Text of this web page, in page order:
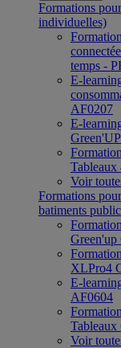
Formations
individuelles)
temps -
E-
AF0207
E-
Tableaux
Voir
Formations
batiments
Green'up
XLPro4
E-
AF0604
Tableaux
Voir